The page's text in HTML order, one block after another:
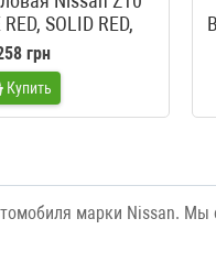
SOLID RED,
TOSCANE,
ROJO RED
грн
Купить
марки Nissan. Мы